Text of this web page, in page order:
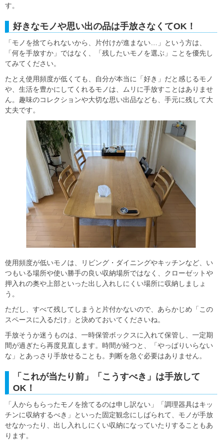
す。
好きなモノや思い出の品は手放さなくてOK！
「モノを捨てられないから、片付けが進まない…」という方は、
「何を手放すか」ではなく、「残したいモノを選ぶ」ことを優先し
てみてください。
たとえ使用頻度が低くても、自分が本当に「好き」だと感じるモノ
や、生活を豊かにしてくれるモノは、ムリに手放すことはありませ
ん。趣味のコレクションや大切な思い出品なども、手元に残して大
丈夫です。
使用頻度が低いモノは、リビング・ダイニングやキッチンなど、い
つもいる場所や使い勝手の良い収納場所ではなく、クローゼットや
押入れの奥や上部といった出し入れしにくい場所に収納しましょ
う。
ただし、すべて残してしまうと片付かないので、あらかじめ「この
スペースに入るだけ」と決めておいてくださいね。
手放そうか迷うものは、一時保管ボックスに入れて保管し、一定期
間が過ぎたら再度見直します。時間が経つと、「やっぱりいらない
な」とあっさり手放せることも。判断を急ぐ必要はありません。
「これが当たり前」「こうすべき」は手放して
OK！
「人からもらったモノを捨てるのは申し訳ない」「調理器具はキッ
チンに収納するべき」といった固定観念にしばられて、モノが手放
せなかったり、出し入れしにくい収納になっていたりすることもあ
ります。